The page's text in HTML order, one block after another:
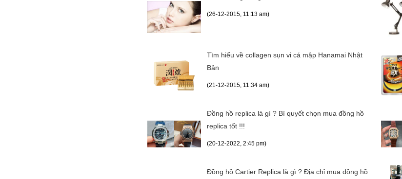
(26-12-2015, 11:13 am)
Tìm hiểu về collagen sụn vi cá mập Hanamai Nhật
Bản
(21-12-2015, 11:34 am)
Đồng hồ replica là gì ? Bí quyết chọn mua đồng hồ
replica tốt !!!
(20-12-2022, 2:45 pm)
Đồng hồ Cartier Replica là gì ? Địa chỉ mua đồng hồ